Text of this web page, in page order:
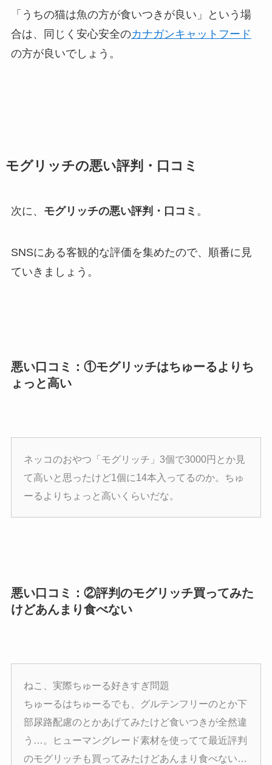
「うちの猫は魚の方が食いつきが良い」という場
合は、同じく安心安全のカナガンキャットフード
の方が良いでしょう。
モグリッチの悪い評判・口コミ
次に、 モグリッチの悪い評判・口コミ 。
SNSにある客観的な評価を集めたので、順番に見
ていきましょう。
悪い口コミ：①モグリッチはちゅーるよりち
ょっと高い
ネッコのおやつ「モグリッチ」3個で3000円とか見
て高いと思ったけど1個に14本入ってるのか。ちゅ
ーるよりちょっと高いくらいだな。
悪い口コミ：②評判のモグリッチ買ってみた
けどあんまり食べない
ねこ、実際ちゅーる好きすぎ問題
ちゅーるはちゅーるでも、グルテンフリーのとか下
部尿路配慮のとかあげてみたけど食いつきが全然違
う…。ヒューマングレード素材を使ってて最近評判
のモグリッチも買ってみたけどあんまり食べない…